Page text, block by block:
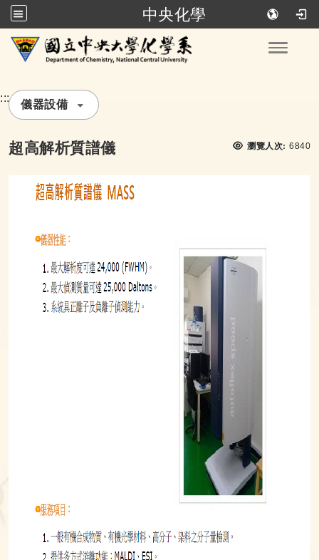
中央化學
跳到主要內容
:::
儀器設備
瀏覽人次: 瀏覽
6840
超高解析質譜儀